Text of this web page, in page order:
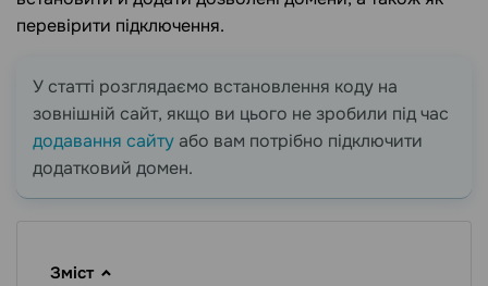
перевірити підключення.
У статті розглядаємо встановлення коду на
зовнішній сайт, якщо ви цього не зробили під час
додавання сайту або вам потрібно підключити
додатковий домен.
Зміст